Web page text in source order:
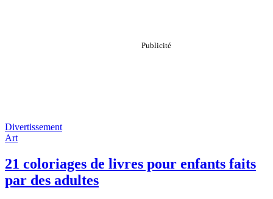
Divertissement
Art
21 coloriages de livres pour enfants faits
par des adultes